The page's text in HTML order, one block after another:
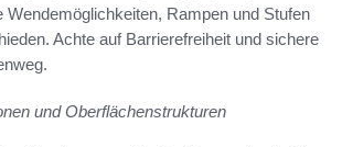
Wendemöglichkeiten, Rampen und Stufen
Achte auf Barrierefreiheit und sichere
und Oberflächenstrukturen